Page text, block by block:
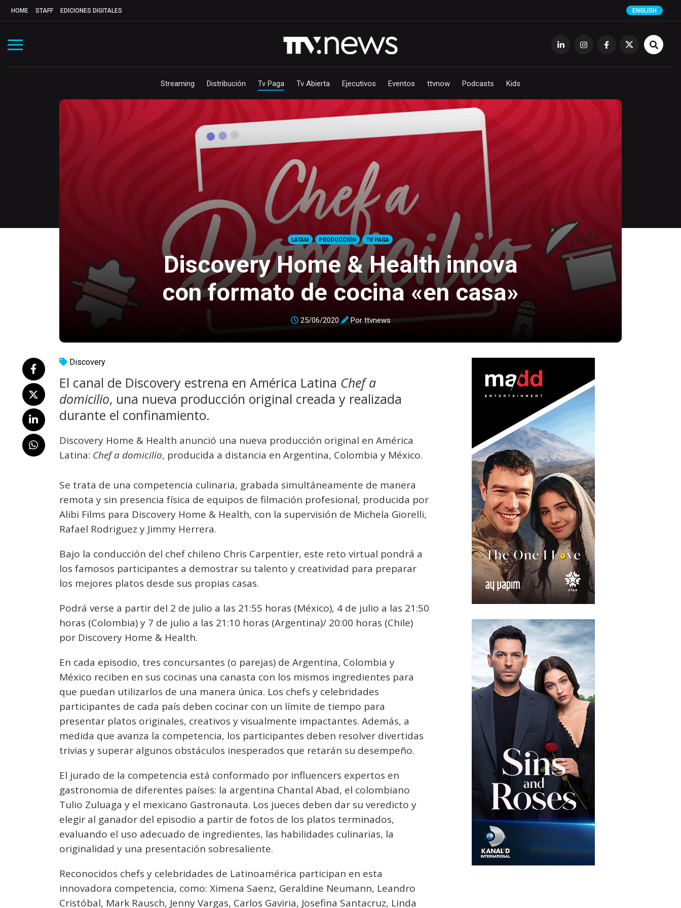
HOME STAFF EDICIONES DIGITALES ENGLISH
Streaming Distribución Tv Paga Tv Abierta Ejecutivos Eventos ttvnow Podcasts Kids
LATAM PRODUCCIÓN TV PAGA
Discovery Home & Health innova
con formato de cocina «en casa»
25/06/2020 Por ttvnews
Discovery
El canal de Discovery estrena en América Latina Chef a
domicilio, una nueva producción original creada y realizada
durante el confinamiento.
Discovery Home & Health anunció una nueva producción original en América
Latina: Chef a domicilio, producida a distancia en Argentina, Colombia y México.
Se trata de una competencia culinaria, grabada simultáneamente de manera
remota y sin presencia física de equipos de filmación profesional, producida por
Alibi Films para Discovery Home & Health, con la supervisión de Michela Giorelli,
Rafael Rodriguez y Jimmy Herrera.
Bajo la conducción del chef chileno Chris Carpentier, este reto virtual pondrá a
los famosos participantes a demostrar su talento y creatividad para preparar
los mejores platos desde sus propias casas.
Podrá verse a partir del 2 de julio a las 21:55 horas (México), 4 de julio a las 21:50
horas (Colombia) y 7 de julio a las 21:10 horas (Argentina)/ 20:00 horas (Chile)
por Discovery Home & Health.
En cada episodio, tres concursantes (o parejas) de Argentina, Colombia y
México reciben en sus cocinas una canasta con los mismos ingredientes para
que puedan utilizarlos de una manera única. Los chefs y celebridades
participantes de cada país deben cocinar con un límite de tiempo para
presentar platos originales, creativos y visualmente impactantes. Además, a
medida que avanza la competencia, los participantes deben resolver divertidas
trivias y superar algunos obstáculos inesperados que retarán su desempeño.
El jurado de la competencia está conformado por influencers expertos en
gastronomia de diferentes países: la argentina Chantal Abad, el colombiano
Tulio Zuluaga y el mexicano Gastronauta. Los jueces deben dar su veredicto y
elegir al ganador del episodio a partir de fotos de los platos terminados,
evaluando el uso adecuado de ingredientes, las habilidades culinarias, la
originalidad y una presentación sobresaliente.
Reconocidos chefs y celebridades de Latinoamérica participan en esta
innovadora competencia, como: Ximena Saenz, Geraldine Neumann, Leandro
Cristóbal, Mark Rausch, Jenny Vargas, Carlos Gaviria, Josefina Santacruz, Linda